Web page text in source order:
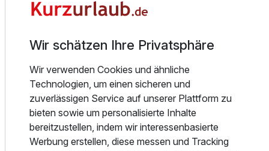
lassen nicht nur Genießer ins Träumen verfallen!
Schwimmbad- und Saunalandschaft - eine traumhafte
Aktiv- und Erholungslandschaft mit Sauna, Dampfbad,
Erlebnisdusche, beheizten Liegen auf Stein, Caldarium
sowie Massagen, im Fitnessbereich oder einmalig in Mainz
- im Rooftop Spa auf dem Sonnendeck. Freude am
eigenen Körper und an seiner Gesundheit. Unser
Fitnessbereich bietet Ihnen die Möglichkeit, sich ausgiebig
Wir schätzen Ihre Privatsphäre
Wir verwenden Cookies und ähnliche
Technologien, um einen sicheren und
zuverlässigen Service auf unserer Plattform zu
bieten sowie um personalisierte Inhalte
bereitzustellen, indem wir interessenbasierte
Werbung erstellen, diese messen und Tracking